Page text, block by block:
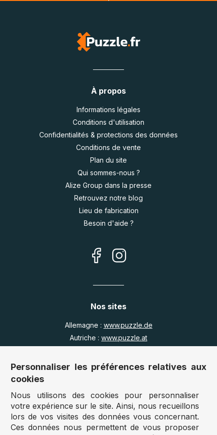
À propos
Informations légales
Conditions d'utilisation
Confidentialités & protections des données
Conditions de vente
Plan du site
Qui sommes-nous ?
Alize Group dans la presse
Retrouvez notre blog
Lieu de fabrication
Besoin d'aide ?
Nos sites
Allemagne : www.puzzle.de
Autriche : www.puzzle.at
Royaume Uni :
www.jigsawpuzzle.co.uk
Accès revendeurs / détaillants
Vous avez un magasin ?
Vous souhaitez accéder à nos prix revendeurs ?
Personnaliser les préférences relatives aux
cookies
Nous utilisons des cookies pour personnaliser
votre expérience sur le site. Ainsi, nous recueillons
lors de vos visites des données vous concernant.
Ces données nous permettent de vous proposer